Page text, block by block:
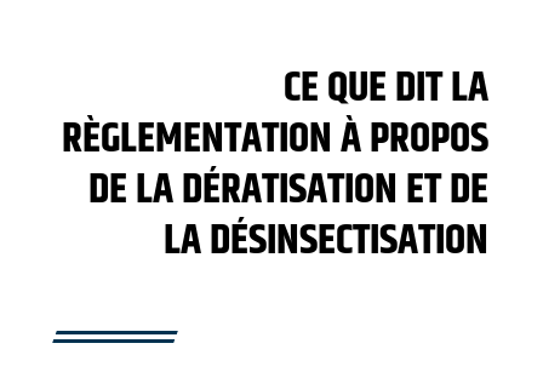
CE QUE DIT LA
RÈGLEMENTATION À PROPOS
DE LA DÉRATISATION ET DE
LA DÉSINSECTISATION